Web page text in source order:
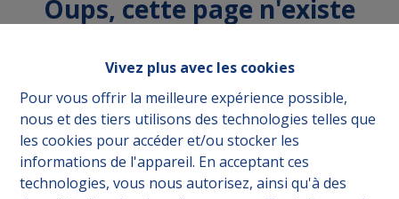
Vivez plus avec les cookies
Pour vous offrir la meilleure expérience possible,
nous et des tiers utilisons des technologies telles que
les cookies pour accéder et/ou stocker les
informations de l'appareil. En acceptant ces
technologies, vous nous autorisez, ainsi qu'à des
Oups, cette page n'existe
À acheter À Louer